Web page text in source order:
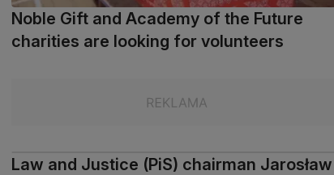
Noble Gift and Academy of the Future
charities are looking for volunteers
Law and Justice (PiS) chairman Jarosław